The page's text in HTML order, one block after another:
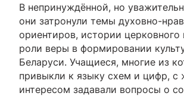
В непринуждённой, но
они затронули темы духовно-
ориентиров, истории церковного
роли веры в формировании
Беларуси. Учащиеся, многие из
привыкли к языку схем и цифр,
интересом задавали вопросы о